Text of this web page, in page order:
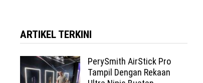
ARTIKEL TERKINI
PerySmith AirStick Pro
Tampil Dengan Rekaan